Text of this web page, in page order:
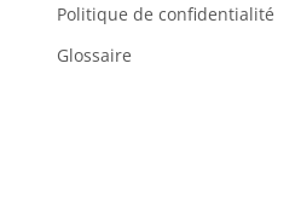
Politique de confidentialité
Glossaire